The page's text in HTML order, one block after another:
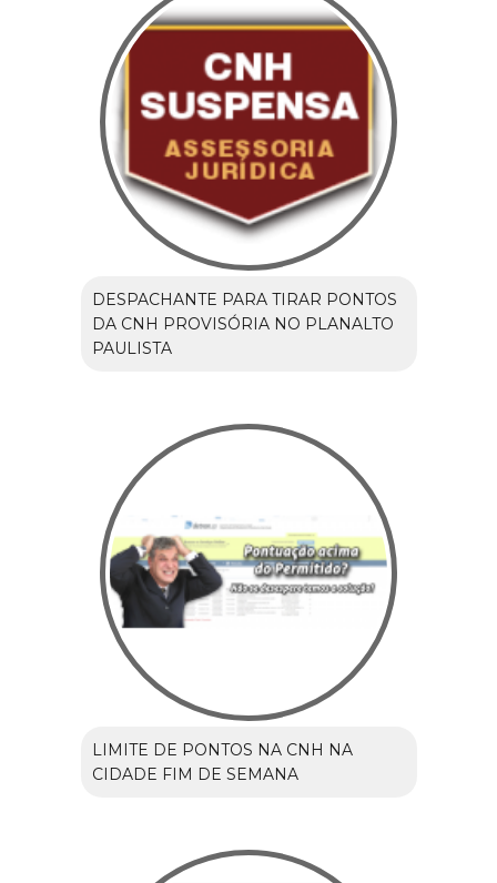
DESPACHANTE PARA TIRAR PONTOS
DA CNH PROVISÓRIA NO PLANALTO
PAULISTA
LIMITE DE PONTOS NA CNH NA
CIDADE FIM DE SEMANA